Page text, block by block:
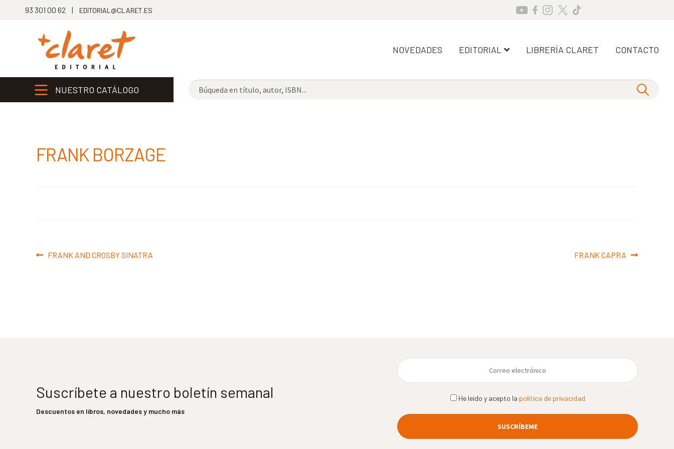
93 301 00 62 | EDITORIAL@CLARET.ES
NOVEDADES EDITORIAL LIBRERÍA CLARET CONTACTO
NUESTRO CATÁLOGO
FRANK BORZAGE
Navegación
Anterior:
FRANK AND CROSBY SINATRA Siguiente:
FRANK CAPRA
Suscríbete a nuestro boletín semanal
Descuentos en libros, novedades y mucho más
He leído y acepto la política de privacidad